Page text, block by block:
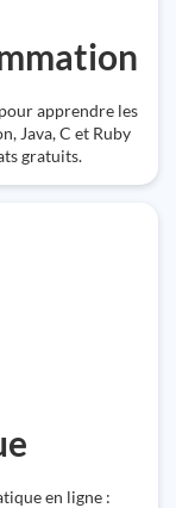
apprendre les
Java, C et Ruby
gratuits.
en ligne :